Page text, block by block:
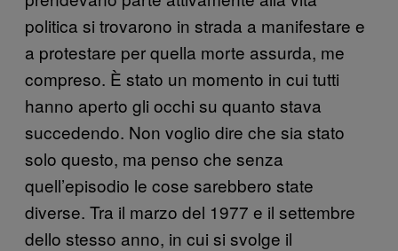
politica si trovarono in strada a manifestare e
a protestare per quella morte assurda, me
compreso. È stato un momento in cui tutti
hanno aperto gli occhi su quanto stava
succedendo. Non voglio dire che sia stato
solo questo, ma penso che senza
quell’episodio le cose sarebbero state
diverse. Tra il marzo del 1977 e il settembre
dello stesso anno, in cui si svolge il